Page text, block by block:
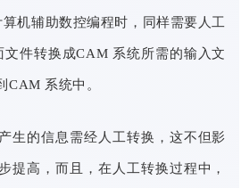
机辅助数控编程时，同样需要人工
文件转换成CAM 系统所需的输入文
CAM 系统中。
生的信息需经人工转换，这不但影
提高，而且，在人工转换过程中，